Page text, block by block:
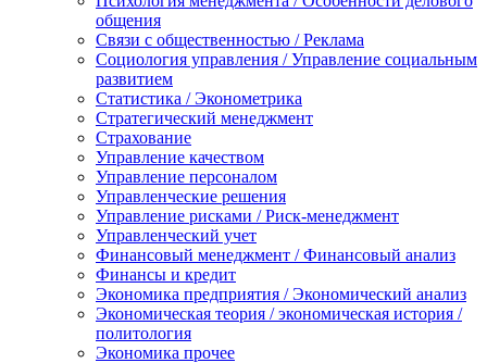
общения
Связи с общественностью / Реклама
Социология управления / Управление социальным
развитием
Статистика / Эконометрика
Стратегический менеджмент
Страхование
Управление качеством
Управление персоналом
Управленческие решения
Управление рисками / Риск-менеджмент
Управленческий учет
Финансовый менеджмент / Финансовый анализ
Финансы и кредит
Экономика предприятия / Экономический анализ
Экономическая теория / экономическая история /
политология
Экономика прочее